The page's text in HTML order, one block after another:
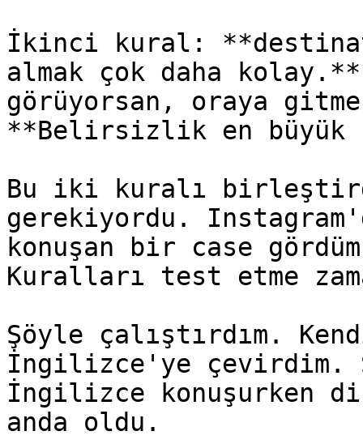
İkinci kural:
almak çok daha
görüyorsan, oraya
**Belirsizlik en
Bu iki kuralı
gerekiyordu.
konuşan bir case
Kuralları test etme
Şöyle çalıştırdım.
İngilizce'ye çevirdim.
İngilizce konuşurken
anda oldu.